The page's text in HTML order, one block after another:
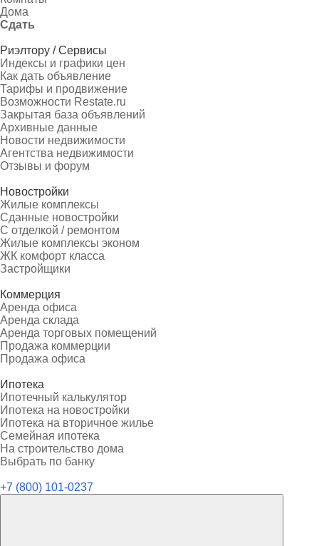
Дома
Сдать
Риэлтору / Сервисы
Индексы и графики цен
Как дать объявление
Тарифы и продвижение
Возможности Restate.ru
Закрытая база объявлений
Архивные данные
Новости недвижимости
Агентства недвижимости
Отзывы и форум
Новостройки
Жилые комплексы
Сданные новостройки
С отделкой / ремонтом
Жилые комплексы эконом
ЖК комфорт класса
Застройщики
Коммерция
Аренда офиса
Аренда склада
Аренда торговых помещений
Продажа коммерции
Продажа офиса
Ипотека
Ипотечный калькулятор
Ипотека на новостройки
Ипотека на вторичное жилье
Семейная ипотека
На строительство дома
Выбрать по банку
+7 (800) 101-0237